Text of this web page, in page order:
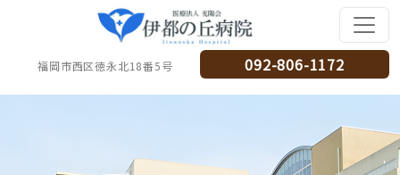
福岡市西区徳永北18番5号 092-806-1172